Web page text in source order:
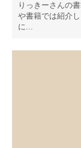
りっきーさんの
や書籍では紹介
に...